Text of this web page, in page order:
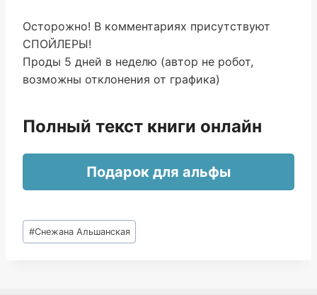
Осторожно! В комментариях присутствуют
СПОЙЛЕРЫ!
Проды 5 дней в неделю (автор не робот,
возможны отклонения от графика)
Полный текст книги онлайн
Подарок для альфы
Метки
записи:
#Снежана Альшанская